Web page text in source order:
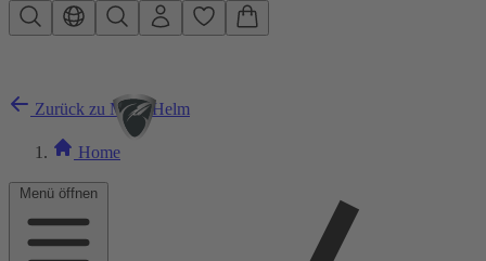
Zum Hauptinhalt springen
Menü öffnen
Zurück zu MTB Helm
Home